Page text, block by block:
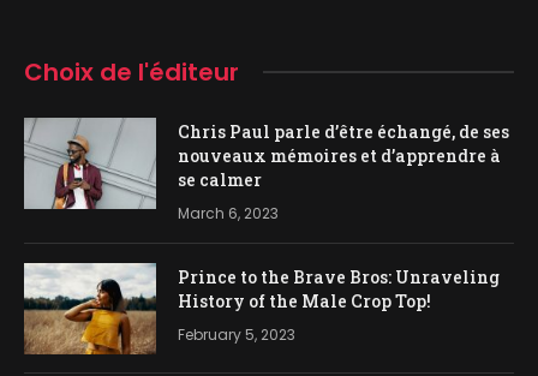
Choix de l'éditeur
Chris Paul parle d’être échangé, de ses
nouveaux mémoires et d’apprendre à
se calmer
March 6, 2023
Prince to the Brave Bros: Unraveling
History of the Male Crop Top!
February 5, 2023